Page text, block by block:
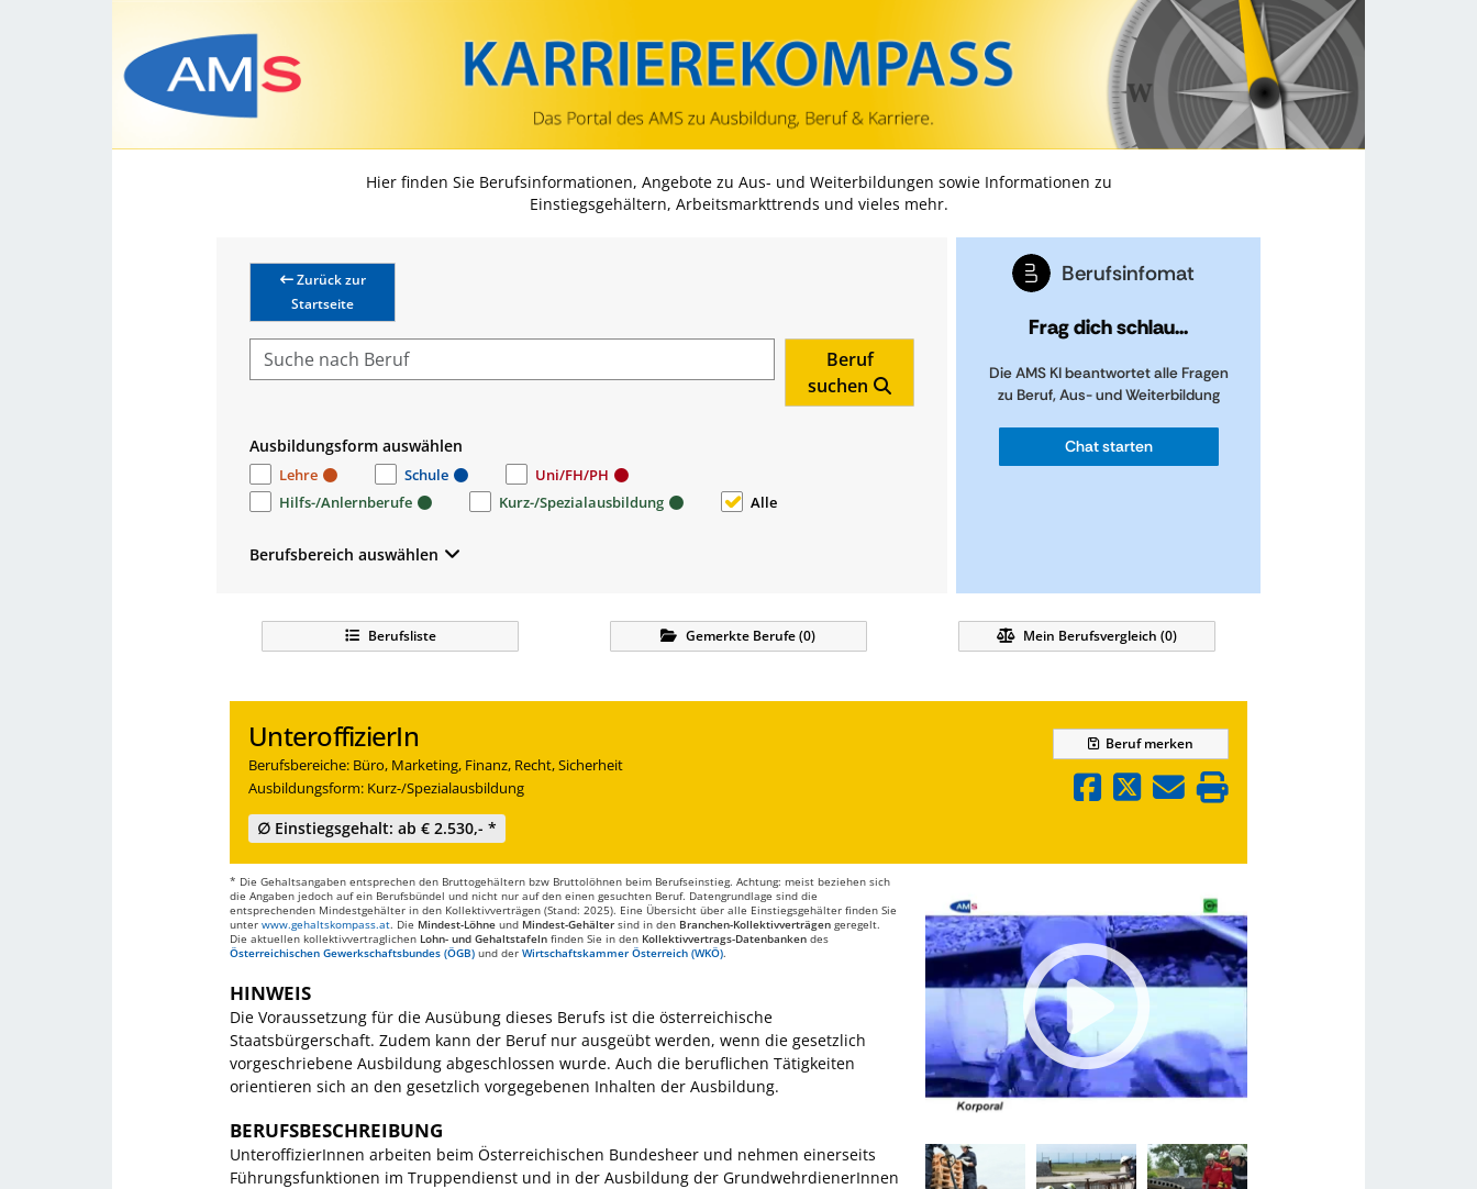
Zum Inhalt springen
Zum Navmenü springen
Zur Suche springen
Zur Footer springen
Hier finden Sie Berufsinformationen, Angebote zu Aus- und Weiterbildungen sowie Informationen zu
Einstiegsgehältern, Arbeitsmarkttrends und vieles mehr.
Zurück zur
Startseite
Beruf
suchen
Ausbildungsform auswählen
Lehre Schule
Uni/FH/PH
Hilfs-/Anlernberufe
Kurz-/Spezialausbildung Alle
Berufsbereich auswählen
Berufsinfomat
Frag dich schlau...
Die AMS KI beantwortet alle Fragen
zu Beruf, Aus- und Weiterbildung
Chat starten
Berufsliste Gemerkte Berufe(0) Mein Berufsvergleich (0)
UnteroffizierIn
Berufsbereiche: Büro, Marketing, Finanz, Recht, Sicherheit
Ausbildungsform: Kurz-/Spezialausbildung
∅ Einstiegsgehalt: ab € 2.530,- *
Berufmerken
* Die Gehaltsangaben entsprechen den Bruttogehältern bzw Bruttolöhnen beim Berufseinstieg. Achtung: meist beziehen sich
die Angaben jedoch auf ein Berufsbündel und nicht nur auf den einen gesuchten Beruf. Datengrundlage sind die
entsprechenden Mindestgehälter in den Kollektivverträgen (Stand: 2025). Eine Übersicht über alle Einstiegsgehälter finden Sie
unter www.gehaltskompass.at. Die Mindest-Löhne und Mindest-Gehälter sind in den Branchen-Kollektivverträgen geregelt.
Die aktuellen kollektivvertraglichen Lohn- und Gehaltstafeln finden Sie in den Kollektivvertrags-Datenbanken des
Österreichischen Gewerkschaftsbundes (ÖGB) und der Wirtschaftskammer Österreich (WKÖ).
HINWEIS
Die Voraussetzung für die Ausübung dieses Berufs ist die österreichische
Staatsbürgerschaft. Zudem kann der Beruf nur ausgeübt werden, wenn die gesetzlich
vorgeschriebene Ausbildung abgeschlossen wurde. Auch die beruflichen Tätigkeiten
orientieren sich an den gesetzlich vorgegebenen Inhalten der Ausbildung.
BERUFSBESCHREIBUNG
UnteroffizierInnen arbeiten beim Österreichischen Bundesheer und nehmen einerseits
Führungsfunktionen im Truppendienst und in der Ausbildung der GrundwehrdienerInnen